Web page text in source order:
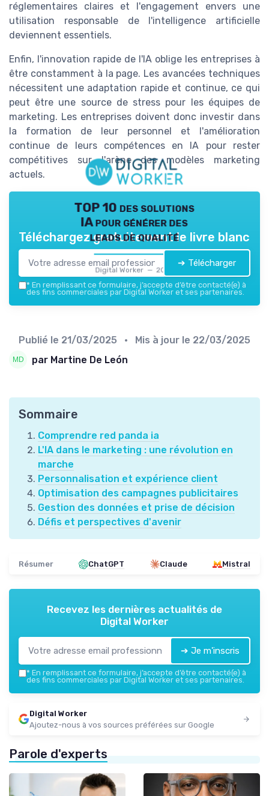
réglementaires claires et l'engagement envers une
utilisation responsable de l'intelligence artificielle
deviennent essentiels.
Enfin, l'innovation rapide de l'IA oblige les entreprises à
être constamment à la page. Les avancées techniques
nécessitent une adaptation rapide et continue, ce qui
peut être une source de stress pour les équipes de
marketing. Les entreprises doivent donc investir dans
la formation de leur personnel et l'amélioration
continue de leurs compétences en IA pour rester
compétitives sur l'arène des modèles marketing
actuels.
TOP 10 des solutions
IA pour générer des
leads de qualité
Digital Worker — 2026
Téléchargez gratuitement le livre blanc
➔ Télécharger
* En remplissant ce formulaire, j’accepte d’être contacté(e) à
des fins commerciales par Digital Worker et ses partenaires.
Publié le 21/03/2025 • Mis à jour le 22/03/2025
par Martine De León
Sommaire
Comprendre red panda ia
L'IA dans le marketing : une révolution en
marche
Personnalisation et expérience client
Optimisation des campagnes publicitaires
Gestion des données et prise de décision
Défis et perspectives d'avenir
Résumer ChatGPT Claude Mistral
Recevez les dernières actualités de
Digital Worker
➔ Je m'inscris
* En remplissant ce formulaire, j’accepte d’être contacté(e) à
des fins commerciales par Digital Worker et ses partenaires.
Digital Worker
Ajoutez-nous à vos sources préférées sur Google
Parole d'experts